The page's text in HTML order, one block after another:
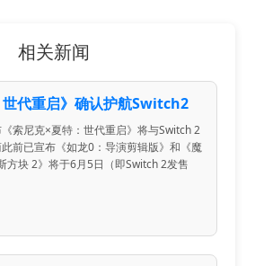
相关新闻
世代重启》确认护航Switch2
索尼克×夏特：世代重启》将与Switch 2
前已宣布《如龙0：导演剪辑版》和《魔
方块 2》将于6月5日（即Switch 2发售